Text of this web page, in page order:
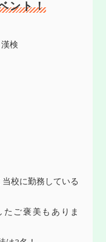
ント！
検
校に勤務している
ご褒美もありま